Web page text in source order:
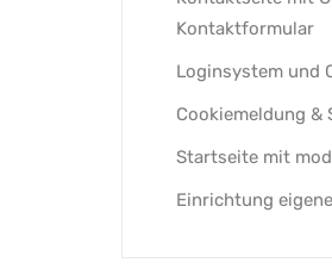
Kontaktformular
Loginsystem und
Cookiemeldung &
Startseite mit
Einrichtung